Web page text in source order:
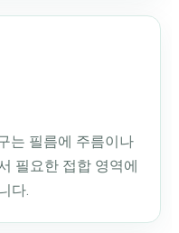
는 필름에 주름이나
필요한 접합 영역에
다.